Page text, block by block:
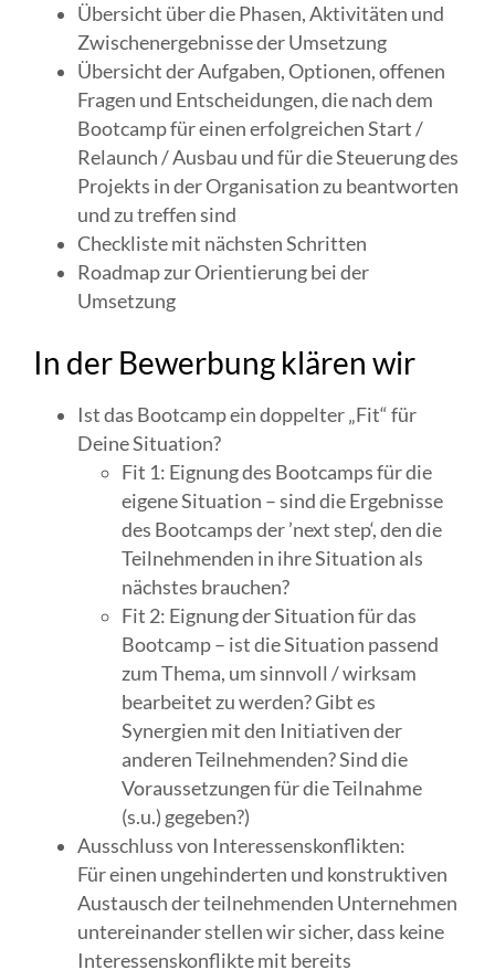
Übersicht über die Phasen, Aktivitäten und
Zwischenergebnisse der Umsetzung
Übersicht der Aufgaben, Optionen, offenen
Fragen und Entscheidungen, die nach dem
Bootcamp für einen erfolgreichen Start /
Relaunch / Ausbau und für die Steuerung des
Projekts in der Organisation zu beantworten
und zu treffen sind
Checkliste mit nächsten Schritten
Roadmap zur Orientierung bei der
Umsetzung
In der Bewerbung klären wir
Ist das Bootcamp ein doppelter „Fit“ für
Deine Situation?
Fit 1: Eignung des Bootcamps für die
eigene Situation – sind die Ergebnisse
des Bootcamps der ’next step‘, den die
Teilnehmenden in ihre Situation als
nächstes brauchen?
Fit 2: Eignung der Situation für das
Bootcamp – ist die Situation passend
zum Thema, um sinnvoll / wirksam
bearbeitet zu werden? Gibt es
Synergien mit den Initiativen der
anderen Teilnehmenden? Sind die
Voraussetzungen für die Teilnahme
(s.u.) gegeben?)
Ausschluss von Interessenskonflikten:
Für einen ungehinderten und konstruktiven
Austausch der teilnehmenden Unternehmen
untereinander stellen wir sicher, dass keine
Interessenskonflikte mit bereits